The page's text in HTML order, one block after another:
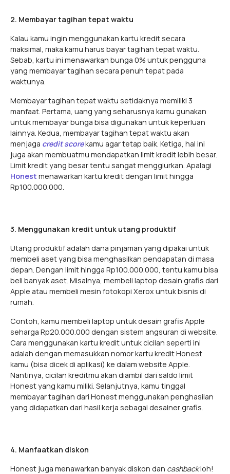
2. Membayar tagihan tepat waktu
Kalau kamu ingin menggunakan kartu kredit secara
maksimal, maka kamu harus bayar tagihan tepat waktu.
Sebab, kartu ini menawarkan bunga 0% untuk pengguna
yang membayar tagihan secara penuh tepat pada
waktunya.
Membayar tagihan tepat waktu setidaknya memiliki 3
manfaat. Pertama, uang yang seharusnya kamu gunakan
untuk membayar bunga bisa digunakan untuk keperluan
lainnya. Kedua, membayar tagihan tepat waktu akan
menjaga credit scorekamu agar tetap baik. Ketiga, hal ini
juga akan membuatmu mendapatkan limit kredit lebih besar.
Limit kredit yang besar tentu sangat menggiurkan. Apalagi
Honest menawarkan kartu kredit dengan limit hingga
Rp100.000.000.
3. Menggunakan kredit untuk utang produktif
Utang produktif adalah dana pinjaman yang dipakai untuk
membeli aset yang bisa menghasilkan pendapatan di masa
depan. Dengan limit hingga Rp100.000.000, tentu kamu bisa
beli banyak aset. Misalnya, membeli laptop desain grafis dari
Apple atau membeli mesin fotokopi Xerox untuk bisnis di
rumah.
Contoh, kamu membeli laptop untuk desain grafis Apple
seharga Rp20.000.000 dengan sistem angsuran di website.
Cara menggunakan kartu kredit untuk cicilan seperti ini
adalah dengan memasukkan nomor kartu kredit Honest
kamu (bisa dicek di aplikasi) ke dalam website Apple.
Nantinya, cicilan kreditmu akan diambil dari saldo limit
Honest yang kamu miliki. Selanjutnya, kamu tinggal
membayar tagihan dari Honest menggunakan penghasilan
yang didapatkan dari hasil kerja sebagai desainer grafis.
4. Manfaatkan diskon
Honest juga menawarkan banyak diskon dan cashbackloh!